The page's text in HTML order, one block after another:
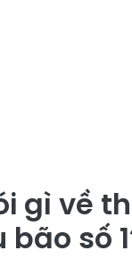
gì về
số